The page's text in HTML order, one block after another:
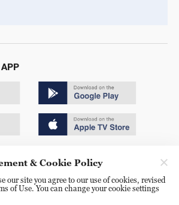
号
& Cookie Policy
our site you agree to our use of cookies, revised
of Use. You can change your cookie settings